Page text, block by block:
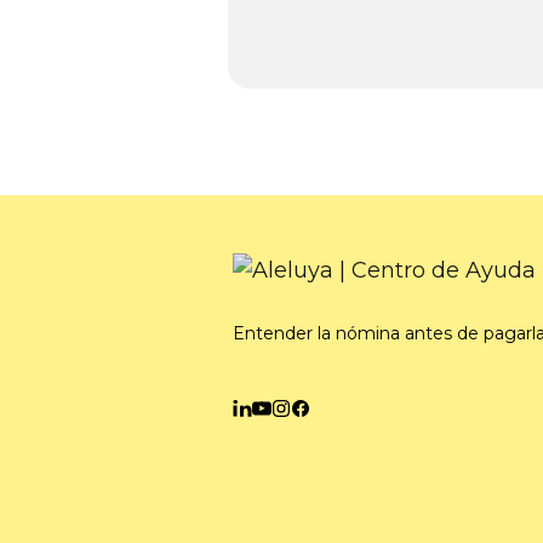
Entender la nómina antes de pagarla